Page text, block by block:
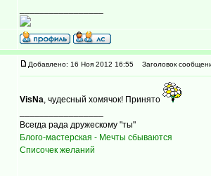
Добавлено: 16 Ноя 2012 16:55 Заголовок
VisNa, чудесный хомячок! Принято
Всегда рада дружескому "ты"
Блого-мастерская - Мечты сбываются
Списочек желаний